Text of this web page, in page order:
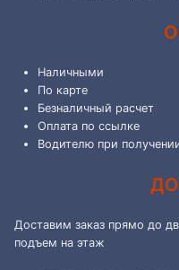
Наличными
По карте
Безналичный расчет
Оплата по ссылке
Водителю при
Доставим заказ прямо до
подъем на этаж